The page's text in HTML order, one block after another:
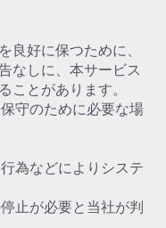
良好に保つために、
なしに、本サービス
ことがあります。
守のために必要な場
為などによりシステ
止が必要と当社が判